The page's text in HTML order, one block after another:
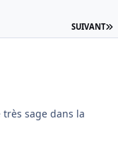
SUIVANT
sage dans la